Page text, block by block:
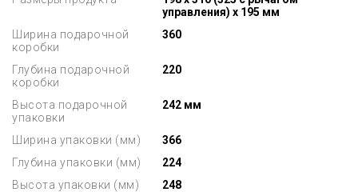
управления) x 195 мм
Ширина подарочной
коробки
360
Глубина подарочной
коробки
220
Высота подарочной
упаковки
242 мм
Ширина упаковки (мм)
366
Глубина упаковки (мм)
224
Высота упаковки (мм)
248